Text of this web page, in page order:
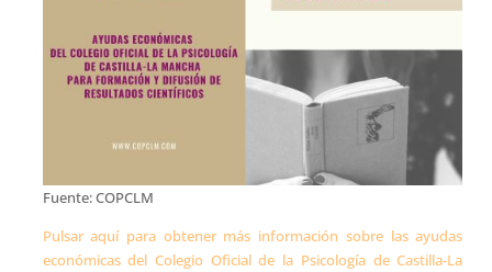
Fuente: COPCLM
Pulsar aquí para obtener más información sobre las ayudas
económicas del Colegio Oficial de la Psicología de Castilla-La